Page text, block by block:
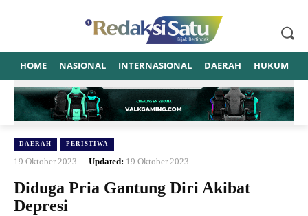
HOME NASIONAL INTERNASIONAL DAERAH HUKUM
DAERAH PERISTIWA
19 Oktober 2023 Updated: 19 Oktober 2023
Diduga Pria Gantung Diri Akibat
Depresi